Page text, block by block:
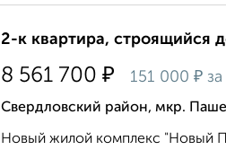
2-к квартира, строящийся
8 561 700 ₽ 151 000 ₽
Свердловский район, мкр.
Новый жилой комплекс "Новый